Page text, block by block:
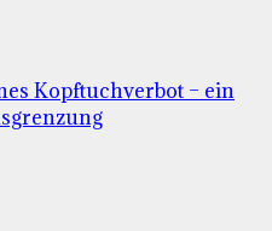
Kopftuchverbot – ein